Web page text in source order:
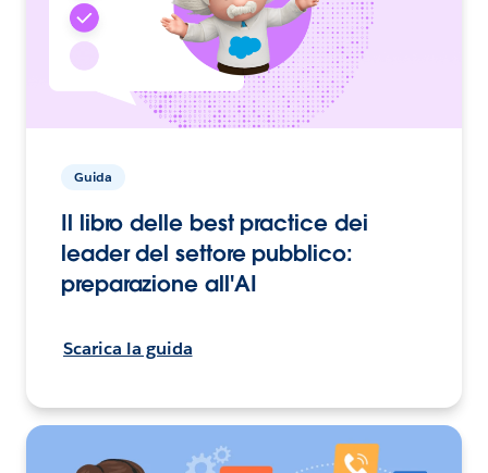
Guida
Il libro delle best practice dei
leader del settore pubblico:
preparazione all'AI
Scarica la guida